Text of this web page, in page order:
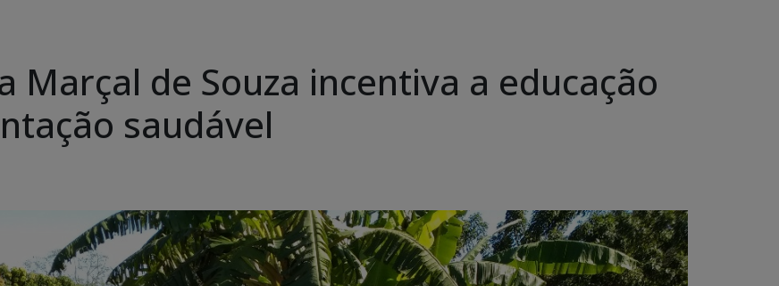
Marçal de Souza incentiva a educação
saudável